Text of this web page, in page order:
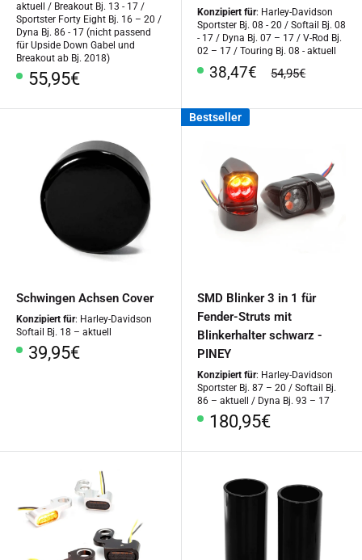
aktuell / Breakout Bj. 13 - 17 /
Sportster Forty Eight Bj. 16 – 20 /
Dyna Bj. 86 - 17 (nicht passend
für Upside Down Gabel und
Breakout ab Bj. 2018)
Sonderpreis
55,95€
Konzipiert für: Harley-Davidson
Sportster Bj. 08 - 20 / Softail Bj. 08
- 17 / Dyna Bj. 07 – 17 / V-Rod Bj.
02 – 17 / Touring Bj. 08 - aktuell
Sonderpreis
38,47€ Normalpreis
54,95€
Schwingen Achsen Cover
Konzipiert für: Harley-Davidson
Softail Bj. 18 – aktuell
Sonderpreis
39,95€
Bestseller
SMD Blinker 3 in 1 für
Fender-Struts mit
Blinkerhalter schwarz -
PINEY
Konzipiert für: Harley-Davidson
Sportster Bj. 87 – 20 / Softail Bj.
86 – aktuell / Dyna Bj. 93 – 17
Sonderpreis
180,95€